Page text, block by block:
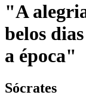
"A
belos
a época"
Sócrates